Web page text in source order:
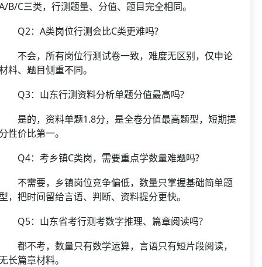
B/C三类，行测题量、分值、题目完全相同。
：A类岗位行测会比C类更难吗?
会，所有岗位行测试卷一致，难度无区别，仅申论
料、题目侧重不同。
：山东行测资料分析单题分值最高吗?
的，资料单题1.8分，是全卷分值最高题型，短期提
性价比第一。
：考乡镇C类岗，需要重点学数量难题吗?
需要，乡镇岗位竞争偏低，数量只掌握基础简单题
，把时间留给言语、判断、资料提分更快。
：山东省考行测考数字推理、篇章阅读吗?
不考，数量只有数学运算，言语只有短片段阅读，
长篇章材料。